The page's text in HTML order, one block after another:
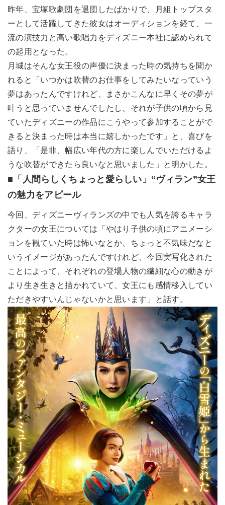
昨年、宝塚歌劇団を退団したばかりで、月組トップスタ
ーとして活躍してきた彼女はオーディションを経て、一
流の演技力と高い歌唱力をディズニー本社に認められて
の起用となった。
月城はそんな女王役の声優に決まった時の気持ちを聞か
れると「いつかは吹替のお仕事をしてみたいなっていう
夢はあったんですけれど、まさかこんなに早くその夢が
叶うと思っていませんでしたし、それが子供の頃から見
ていたディズニーの作品にこうやって参加することがで
きると決まった時は本当に嬉しかったです」と、喜びを
語り、「是非、幅広い年代の方に楽しんでいただけるよ
うな吹替ができたら良いなと思いました」と明かした。
■「人間らしくちょっと愛らしい」“ヴィラン”女王
の魅力をアピール
今回、ディズニーヴィランズの中でも人気を誇るキャラ
クターの女王については「やはり子供の頃にアニメーシ
ョンを観ていた時は怖いなとか、ちょっと不気味だなと
いうイメージがあったんですけれど、今回実写化された
ことによって、それぞれの登場人物の繊細な心の動きが
より生き生きと描かれていて、女王にも感情移入してい
ただきやすいんじゃないかと思います」と話す。